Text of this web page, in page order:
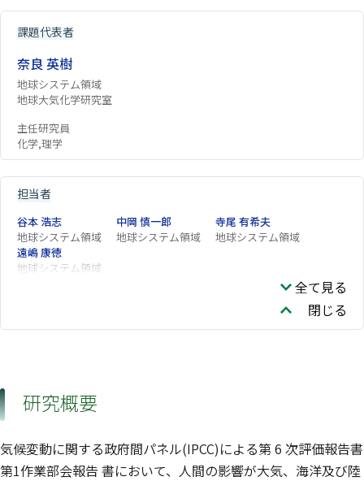
課題代表者
奈良 英樹
地球システム領域
地球大気化学研究室
主任研究員
化学,理学
担当者
谷本 浩志
地球システム領域
中岡 慎一郎
地球システム領域
寺尾 有希夫
地球システム領域
遠嶋 康徳
地球システム領域
全て見る
閉じる
研究概要
気候変動に関する政府間パネル(IPCC)による第 6 次評価報告書
第1作業部会報告 書において、人間の影響が大気、海洋及び陸